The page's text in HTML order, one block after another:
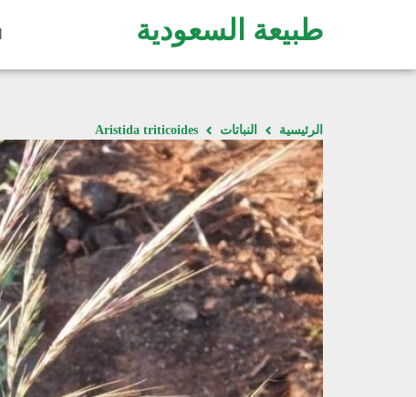
طبيعة السعودية
الرئيسية النباتات Aristida triticoides